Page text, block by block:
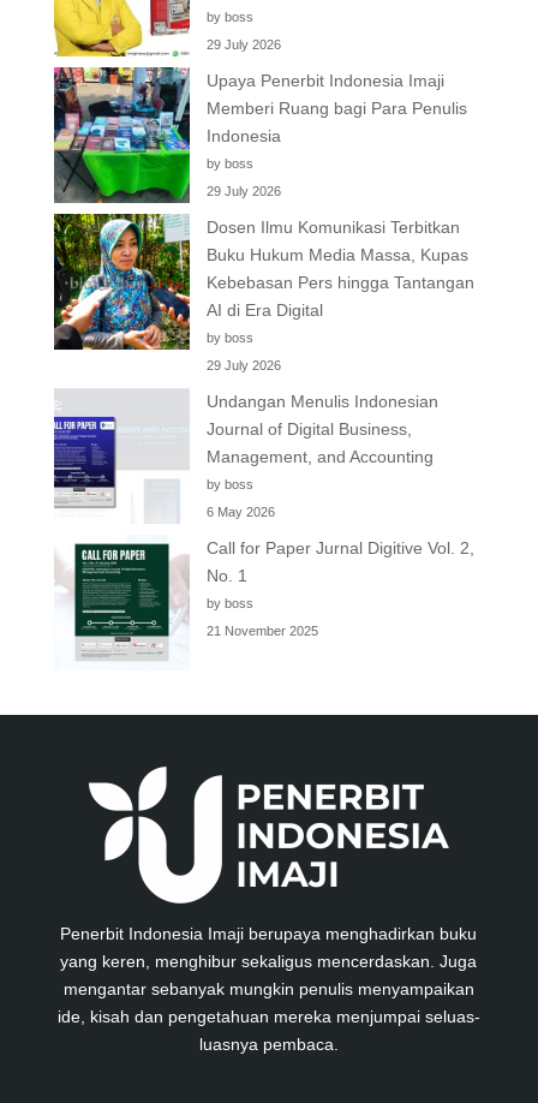
by boss
29 July 2026
Upaya Penerbit Indonesia Imaji
Memberi Ruang bagi Para Penulis
Indonesia
by boss
29 July 2026
Dosen Ilmu Komunikasi Terbitkan
Buku Hukum Media Massa, Kupas
Kebebasan Pers hingga Tantangan
AI di Era Digital
by boss
29 July 2026
Undangan Menulis Indonesian
Journal of Digital Business,
Management, and Accounting
by boss
6 May 2026
Call for Paper Jurnal Digitive Vol. 2,
No. 1
by boss
21 November 2025
Penerbit Indonesia Imaji berupaya menghadirkan buku
yang keren, menghibur sekaligus mencerdaskan. Juga
mengantar sebanyak mungkin penulis menyampaikan
ide, kisah dan pengetahuan mereka menjumpai seluas-
luasnya pembaca.